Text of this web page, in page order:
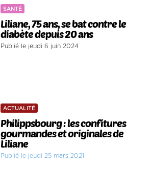
SANTÉ
Liliane, 75 ans, se bat contre le
diabète depuis 20 ans
Publié le jeudi 6 juin 2024
ACTUALITÉ
Philippsbourg : les confitures
gourmandes et originales de
Liliane
Publié le jeudi 25 mars 2021